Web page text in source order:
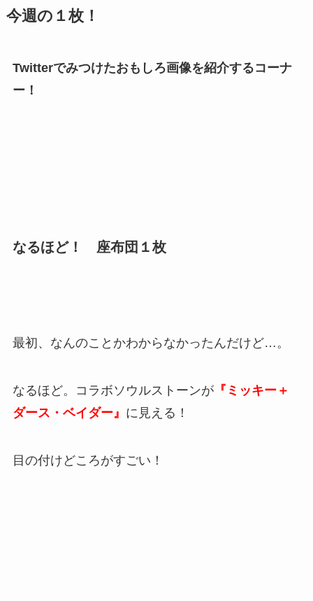
今週の１枚！
Twitterでみつけたおもしろ画像を紹介するコーナ
ー！
なるほど！ 座布団１枚
最初、なんのことかわからなかったんだけど…。
なるほど。コラボソウルストーンが『ミッキー＋
ダース・ベイダー』 に見える！
目の付けどころがすごい！